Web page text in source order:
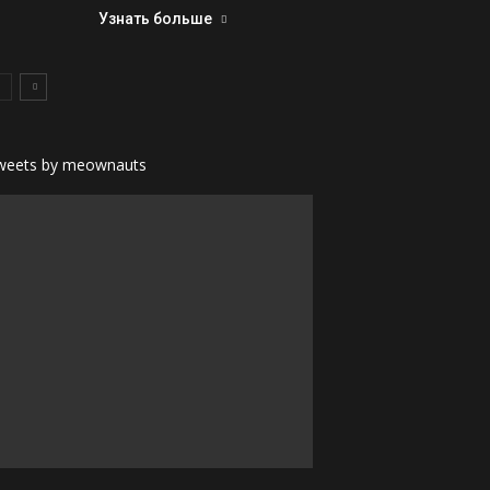
Узнать больше
by meownauts